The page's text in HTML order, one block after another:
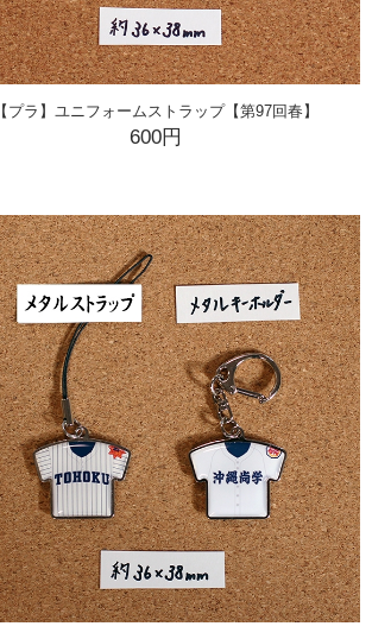
【プラ】ユニフォームストラップ【第97回春】
600円